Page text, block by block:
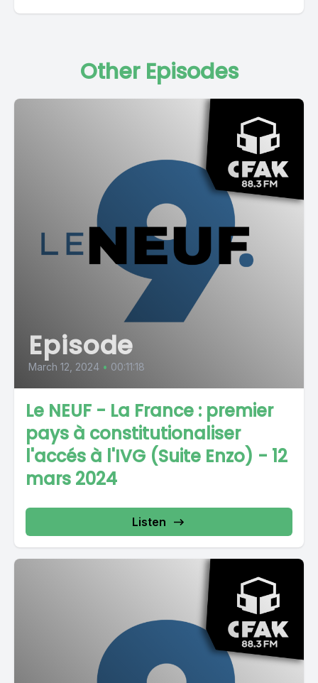
Other Episodes
Episode
March 12, 2024 • 00:11:18
Le NEUF - La France : premier
pays à constitutionaliser
l'accés à l'IVG (Suite Enzo) - 12
mars 2024
Listen